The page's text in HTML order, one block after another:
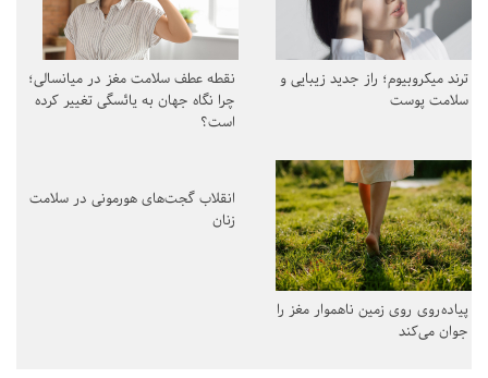
ترند میکروبیوم؛ راز جدید زیبایی و
سلامت پوست
نقطه عطف سلامت مغز در میانسالی؛
چرا نگاه جهان به یائسگی تغییر کرده
است؟
پیاده‌روی روی زمین ناهموار مغز را
جوان می‌کند
انقلاب گجت‌های هورمونی در سلامت
زنان